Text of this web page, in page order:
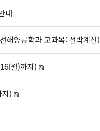
내
해양공학과 교과목: 선박계산)
월)까지)
)